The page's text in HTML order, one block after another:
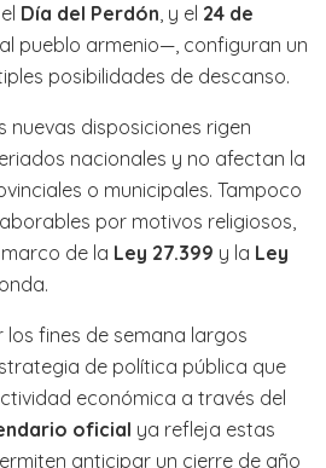
Día del Perdón, y el 24 de
pueblo armenio—, configuran un
posibilidades de descanso.
nuevas disposiciones rigen
nacionales y no afectan la
o municipales. Tampoco
por motivos religiosos,
de la Ley 27.399 y la Ley
los fines de semana largos
de política pública que
económica a través del
oficial ya refleja estas
anticipar un cierre de año